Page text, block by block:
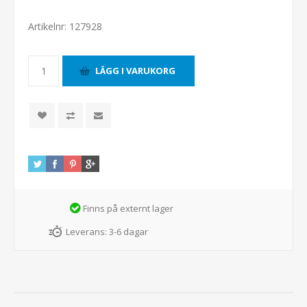
Artikelnr: 127928
Finns på externt lager
Leverans: 3-6 dagar